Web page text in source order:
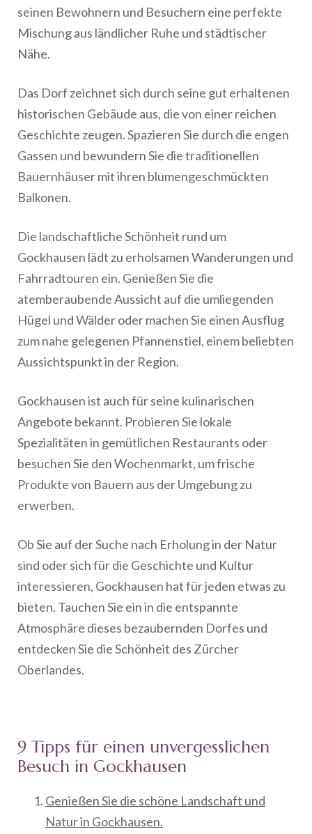
seinen Bewohnern und Besuchern eine perfekte
Mischung aus ländlicher Ruhe und städtischer
Nähe.
Das Dorf zeichnet sich durch seine gut erhaltenen
historischen Gebäude aus, die von einer reichen
Geschichte zeugen. Spazieren Sie durch die engen
Gassen und bewundern Sie die traditionellen
Bauernhäuser mit ihren blumengeschmückten
Balkonen.
Die landschaftliche Schönheit rund um
Gockhausen lädt zu erholsamen Wanderungen und
Fahrradtouren ein. Genießen Sie die
atemberaubende Aussicht auf die umliegenden
Hügel und Wälder oder machen Sie einen Ausflug
zum nahe gelegenen Pfannenstiel, einem beliebten
Aussichtspunkt in der Region.
Gockhausen ist auch für seine kulinarischen
Angebote bekannt. Probieren Sie lokale
Spezialitäten in gemütlichen Restaurants oder
besuchen Sie den Wochenmarkt, um frische
Produkte von Bauern aus der Umgebung zu
erwerben.
Ob Sie auf der Suche nach Erholung in der Natur
sind oder sich für die Geschichte und Kultur
interessieren, Gockhausen hat für jeden etwas zu
bieten. Tauchen Sie ein in die entspannte
Atmosphäre dieses bezaubernden Dorfes und
entdecken Sie die Schönheit des Zürcher
Oberlandes.
9 Tipps für einen unvergesslichen
Besuch in Gockhausen
Genießen Sie die schöne Landschaft und
Natur in Gockhausen.